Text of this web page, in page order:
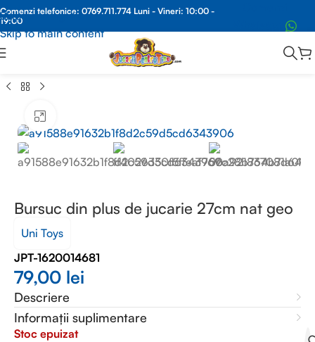
Skip to navigation
Skip to main content
Comenzi telefonice: 0769.711.774 Luni - Vineri: 10:00 -
19:00
Whatsapp
JUCARII PLUS GEN NATIONAL GEOGRAPHIC
Bursuc din plus de jucarie 27cm nat geo
Uni Toys
JPT-1620014681
79,00 lei
Descriere
Informații suplimentare
Stoc epuizat